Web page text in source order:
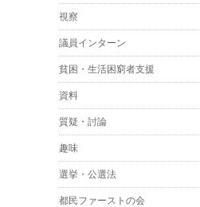
視察
議員インターン
貧困・生活困窮者支援
資料
質疑・討論
趣味
選挙・公選法
都民ファーストの会